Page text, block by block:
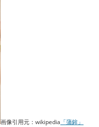
画像引用元：wikipedia 「蒲鉾」